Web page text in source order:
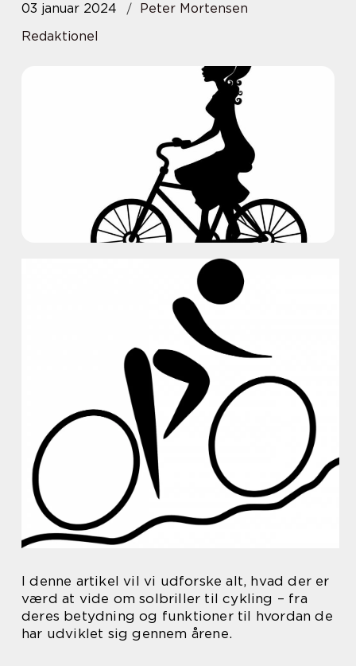
03 januar 2024
Peter Mortensen
Redaktionel
I denne artikel vil vi udforske alt, hvad der er
værd at vide om solbriller til cykling – fra
deres betydning og funktioner til hvordan de
har udviklet sig gennem årene.